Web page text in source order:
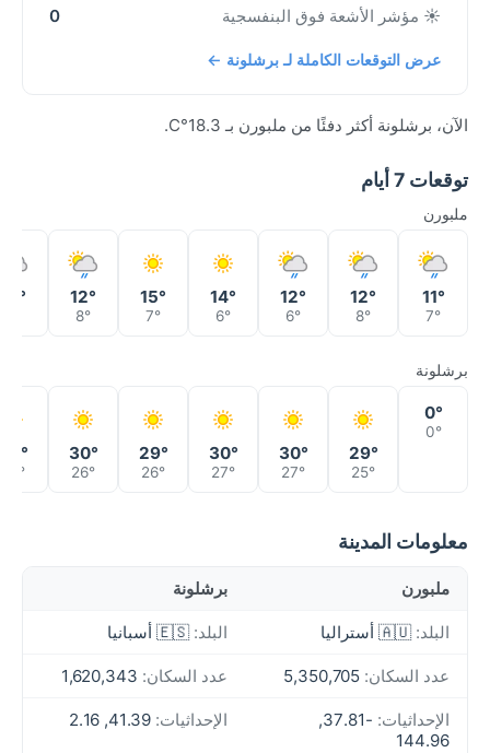
☀️ مؤشر الأشعة فوق البنفسجية 0
عرض التوقعات الكاملة لـ برشلونة ←
الآن، برشلونة أكثر دفئًا من ملبورن بـ 18.3°C.
توقعات 7 أيام
ملبورن
11°
7°
12°
8°
12°
6°
14°
6°
15°
7°
12°
8°
13°
برشلونة
0°
0°
29°
25°
30°
27°
30°
27°
29°
26°
30°
26°
27°
معلومات المدينة
ملبورن برشلونة
البلد: 🇦🇺 أستراليا البلد: 🇪🇸 أسبانيا
عدد السكان: عدد السكان:
الإحداثيات:
-37.81,
144.96
الإحداثيات: